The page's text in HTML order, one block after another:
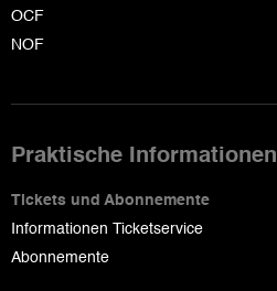
OCF
NOF
Praktische Informationen
Tickets und Abonnemente
Informationen Ticketservice
Abonnemente